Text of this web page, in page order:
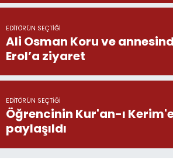
EDITÖRÜN SEÇTIĞI
Ali Osman Koru ve
Erol’a ziyaret
EDITÖRÜN SEÇTIĞI
Öğrencinin Kur'an-ı
paylaşıldı